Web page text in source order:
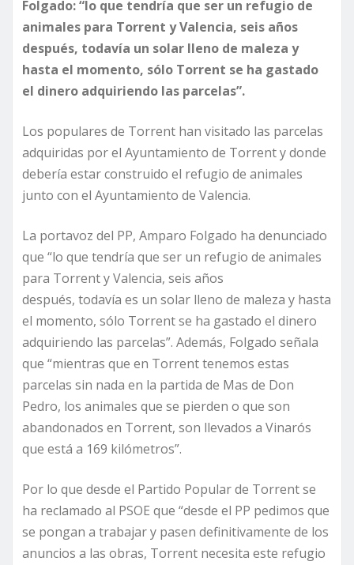
Folgado:“lo que tendría que ser un refugio de
animales para Torrent y Valencia, seis años
después, todavía un solar lleno de maleza y
hasta el momento, sólo Torrent se ha gastado
el dinero adquiriendo las parcelas”.
Los populares de Torrent han visitado las parcelas
adquiridas por el Ayuntamiento de Torrent y donde
debería estar construido el refugio de animales
junto con el Ayuntamiento de Valencia.
La portavoz del PP, Amparo Folgado ha denunciado
que “lo que tendría que ser un refugio de animales
para Torrent y Valencia, seis años
después, todavía es un solar lleno de maleza y hasta
el momento, sólo Torrent se ha gastado el dinero
adquiriendo las parcelas”. Además, Folgado señala
que “mientras que en Torrent tenemos estas
parcelas sin nada en la partida de Mas de Don
Pedro, los animales que se pierden o que son
abandonados en Torrent, son llevados a Vinarós
que está a 169 kilómetros”.
Por lo que desde el Partido Popular de Torrent se
ha reclamado al PSOE que “desde el PP pedimos que
se pongan a trabajar y pasen definitivamente de los
anuncios a las obras, Torrent necesita este refugio